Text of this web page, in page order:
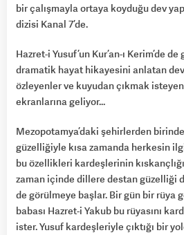
bir çalışmayla ortaya koyduğu dev
dizisi Kanal 7’de.
Hazret-i Yusuf’un Kur’an-ı Kerim’de
dramatik hayat hikayesini anlatan
özleyenler ve kuyudan çıkmak
ekranlarına geliyor…
Mezopotamya’daki şehirlerden
güzelliğiyle kısa zamanda herkesin
bu özellikleri kardeşlerinin
zaman içinde dillere destan güzelliği
de görülmeye başlar. Bir gün bir rüya
babası Hazret-i Yakub bu rüyasını
ister. Yusuf kardeşleriyle çıktığı bir